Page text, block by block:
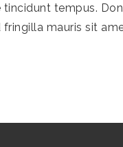
tempus.
mauris sit